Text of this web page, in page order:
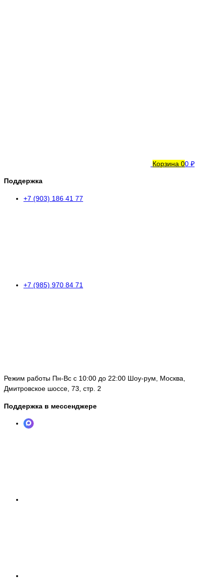
Корзина 00 ₽
Поддержка
+7 (903) 186 41 77
+7 (985) 970 84 71
Режим работы Пн-Вс с 10:00 до 22:00 Шоу-рум, Москва,
Дмитровское шоссе, 73, стр. 2
Поддержка в мессенджере